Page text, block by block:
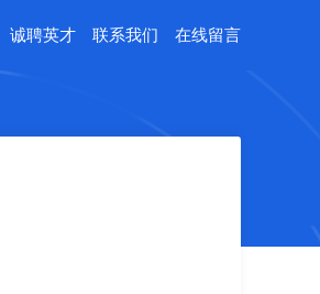
诚聘英才 联系我们 在线留言